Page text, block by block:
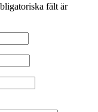
fält är